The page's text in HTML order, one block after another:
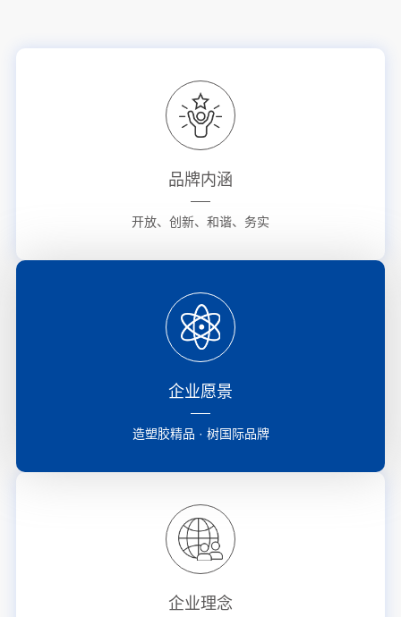
品牌内涵
开放、创新、和谐、务实
企业愿景
造塑胶精品 · 树国际品牌
企业理念